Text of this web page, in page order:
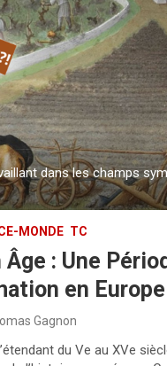
dans les champs
MONDE TC
Âge : Une
en Europe
Gagnon
du Ve au XVe